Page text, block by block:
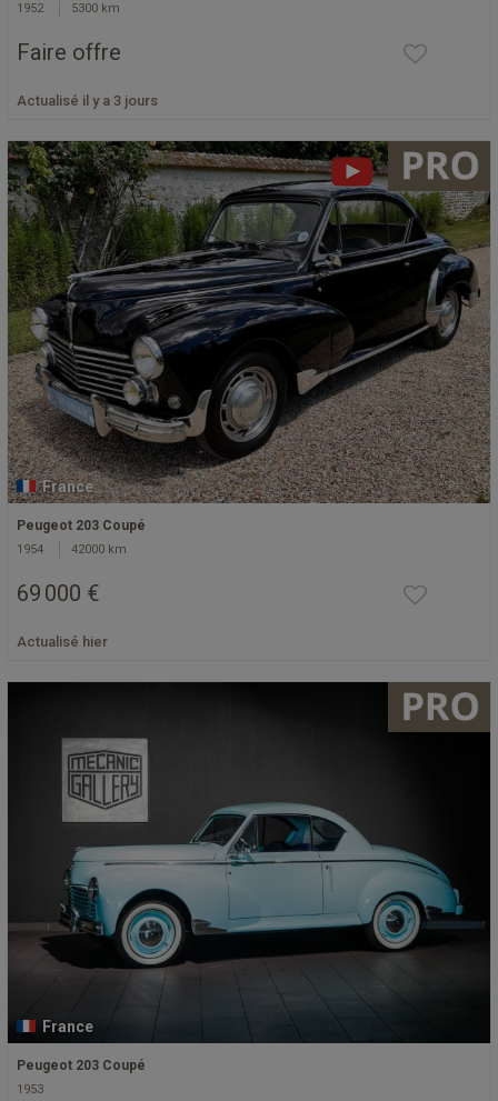
1952 5300 km
Faire offre
Actualisé il y a 3 jours
France
Peugeot 203 Coupé
1954 42000 km
69 000 €
Actualisé hier
France
Peugeot 203 Coupé
1953